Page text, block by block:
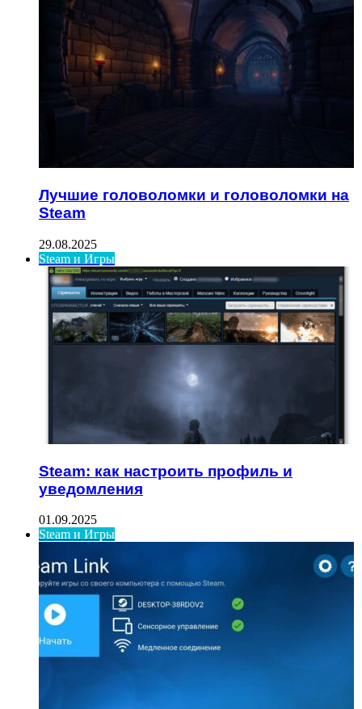
Лучшие головоломки и головоломки на
Steam
29.08.2025
Steam и Игры
Steam: как настроить профиль и
уведомления
01.09.2025
Steam и Игры